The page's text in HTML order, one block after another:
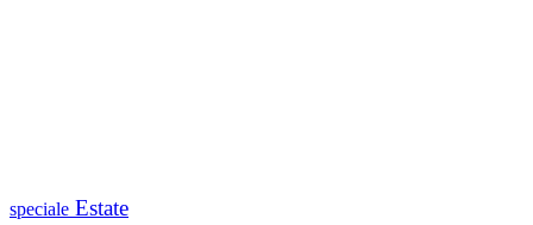
speciale Estate